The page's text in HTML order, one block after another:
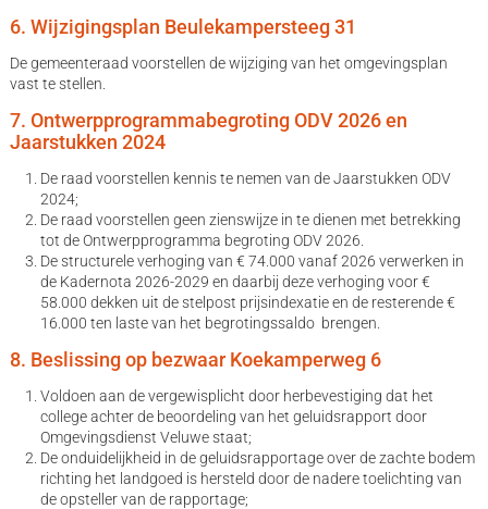
6. Wijzigingsplan Beulekampersteeg 31
De gemeenteraad voorstellen de wijziging van het omgevingsplan
vast te stellen.
7. Ontwerpprogrammabegroting ODV 2026 en
Jaarstukken 2024
De raad voorstellen kennis te nemen van de Jaarstukken ODV
2024;
De raad voorstellen geen zienswijze in te dienen met betrekking
tot de Ontwerpprogramma begroting ODV 2026.
De structurele verhoging van € 74.000 vanaf 2026 verwerken in
de Kadernota 2026-2029 en daarbij deze verhoging voor €
58.000 dekken uit de stelpost prijsindexatie en de resterende €
16.000 ten laste van het begrotingssaldo brengen.
8. Beslissing op bezwaar Koekamperweg 6
Voldoen aan de vergewisplicht door herbevestiging dat het
college achter de beoordeling van het geluidsrapport door
Omgevingsdienst Veluwe staat;
De onduidelijkheid in de geluidsrapportage over de zachte bodem
richting het landgoed is hersteld door de nadere toelichting van
de opsteller van de rapportage;